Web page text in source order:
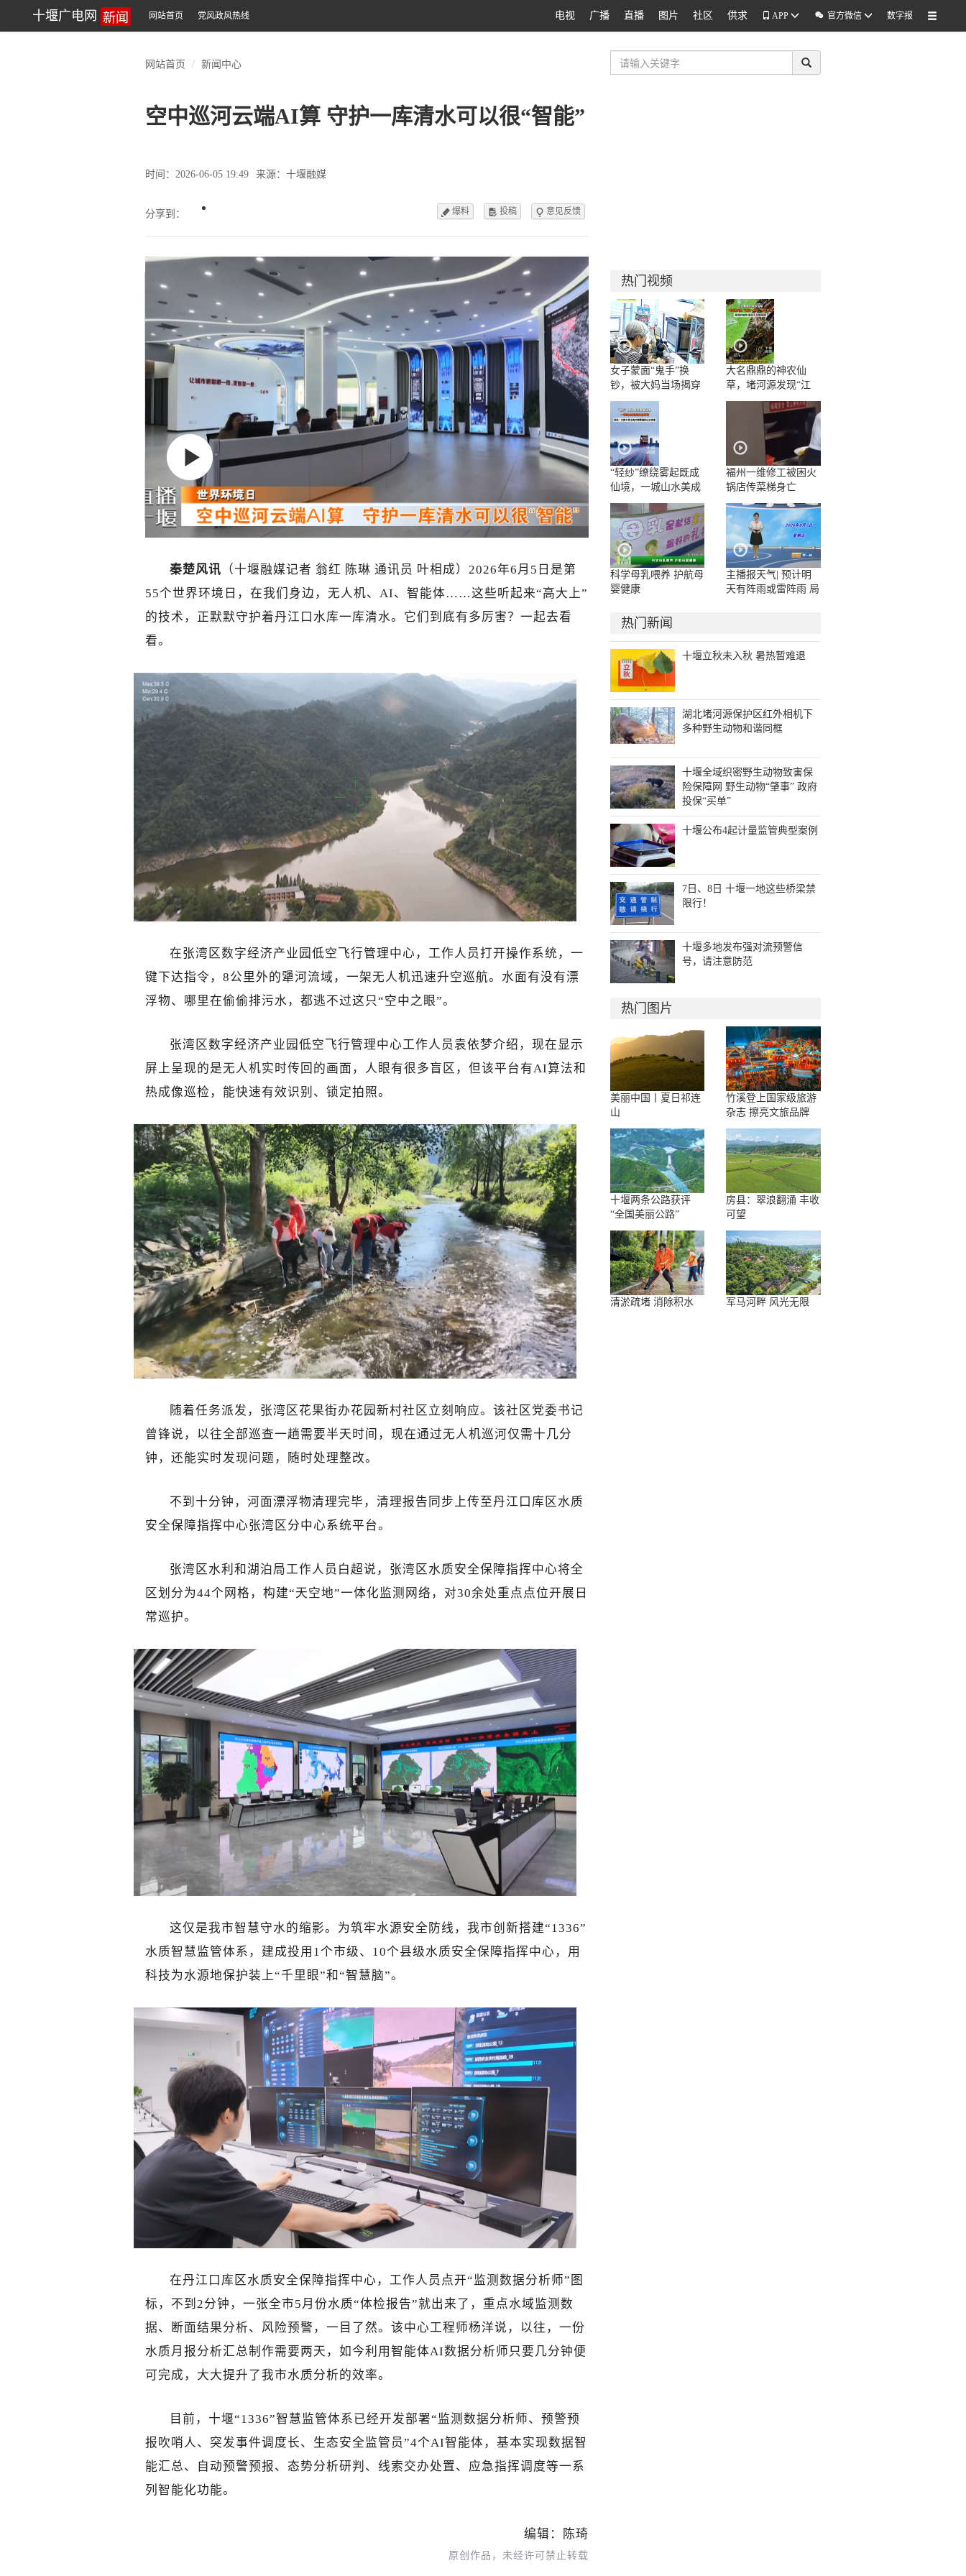
十堰广电网 新闻 网站首页 党风政风热线 电视 广播 直播 图片 社区 供求 APP  官方微信 数字报
网站首页 新闻中心
空中巡河云端AI算 守护一库清水可以很“智能”
时间：2026-06-05 19:49 来源：十堰融媒
分享到： 爆料  投稿  意见反馈
秦楚风讯 （十堰融媒记者 翁红 陈琳 通讯员 叶相成 ）2026年6月5日是第
55个世界环境日， 在我们身边，无人机、 AI、智能体……这些听起来“高大上”
的技术，正默默守护着丹江口 水库一库清水。它们到底有多厉害？一起去看
看。
在张湾区数字经济产业园低空飞行管理中心，工作人员打开操作系统，一
键下达指令，8公里外的犟河流域，一架无人机迅速升空巡航。水面有没有漂
浮物、哪里在偷偷排污水，都逃不过这只“空中之眼”。
张湾区数字经济产业园低空飞行管理中心工作人员袁依梦介绍，现在显示
屏上呈现的是无人机实时传回的画面，人眼有很多盲区，但该平台有AI算法和
热成像巡检，能快速有效识别、锁定拍照。
随着任务派发，张湾区花果街办花园新村社区立刻响应。该社区党委书记
曾锋说，以往全部巡查一趟需要半天时间，现在通过无人机巡河仅需十几分
钟，还能实时发现问题，随时处理整改。
不到十分钟，河面漂浮物清理完毕，清理报告同步上传至丹江口库区水质
安全保障指挥中心张湾区分中心系统平台。
张湾区水利和湖泊局工作人员白超说，张湾区水质安全保障指挥中心将全
区划分为44个网格，构建“天空地”一体化监测网络，对30余处重点点位开展日
常巡护。
这仅是我市智慧守水的缩影。为筑牢水源安全防线，我市创新搭建“1336”
水质智慧监管体系，建成投用1个市级、10个县级水质安全保障指挥中心，用
科技为水源地保护装上“千里眼”和“智慧脑”。
在丹江口库区水质安全保障指挥中心，工作人员点开“监测数据分析师”图
标，不到2分钟，一张全市5月份水质“体检报告”就出来了，重点水域监测数
据、断面结果分析、风险预警，一目了然。 该中心工程师杨洋说，以往，一份
水质月报分析汇总制作需要两天，如今利用智能体AI数据分析师只要几分钟便
可完成，大大提升了我市水质分析的效率。
目前，十堰“1336”智慧监管体系已经开发部署“监测数据分析师、预警预
报吹哨人、突发事件调度长、生态安全监管员”4个AI智能体，基本实现数据智
能汇总、自动预警预报、态势分析研判、线索交办处置、应急指挥调度等一系
列智能化功能。
编辑：陈琦
原创作品，未经许可禁止转载
热门视频
女子蒙面“鬼手”换
钞，被大妈当场揭穿
大名鼎鼎的神农仙
草，堵河源发现“江
边一碗水”野生群落
“轻纱”缭绕雾起既成
仙境，一城山水美成
水墨长卷
福州一维修工被困火
锅店传菜梯身亡
科学母乳喂养 护航母
婴健康
主播报天气| 预计明
天有阵雨或雷阵雨 局
热门新闻
十堰立秋未入秋 暑热暂难退
湖北堵河源保护区红外相机下
多种野生动物和谐同框
十堰全域织密野生动物致害保
险保障网 野生动物“肇事” 政府
投保“买单”
十堰公布4起计量监管典型案例
7日、8日 十堰一地这些桥梁禁
限行！
十堰多地发布强对流预警信
号，请注意防范
热门图片
美丽中国丨夏日祁连
山
竹溪登上国家级旅游
杂志 擦亮文旅品牌
十堰两条公路获评
“全国美丽公路”
房县：翠浪翻涌 丰收
可望
清淤疏堵 消除积水 军马河畔 风光无限